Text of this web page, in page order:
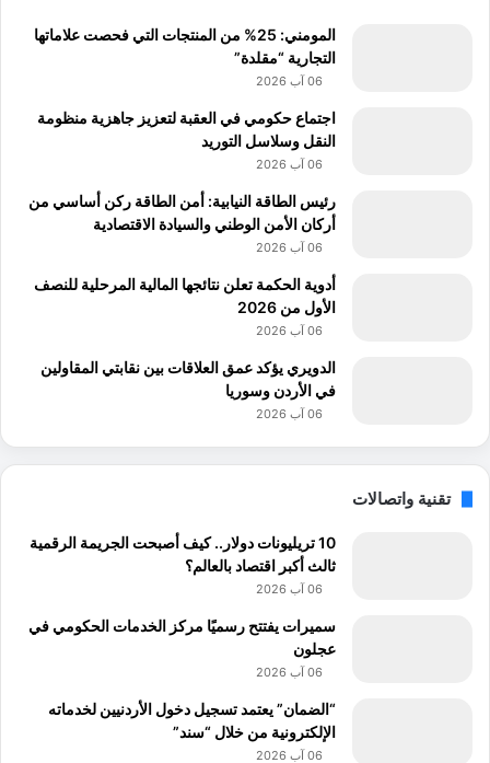
المومني: 25% من المنتجات التي فحصت علاماتها
التجارية “مقلدة”
06 آب 2026
اجتماع حكومي في العقبة لتعزيز جاهزية منظومة
النقل وسلاسل التوريد
06 آب 2026
رئيس الطاقة النيابية: أمن الطاقة ركن أساسي من
أركان الأمن الوطني والسيادة الاقتصادية
06 آب 2026
أدوية الحكمة تعلن نتائجها المالية المرحلية للنصف
الأول من 2026
06 آب 2026
الدويري يؤكد عمق العلاقات بين نقابتي المقاولين
في الأردن وسوريا
06 آب 2026
تقنية واتصالات
10 تريليونات دولار.. كيف أصبحت الجريمة الرقمية
ثالث أكبر اقتصاد بالعالم؟
06 آب 2026
سميرات يفتتح رسميًا مركز الخدمات الحكومي في
عجلون
06 آب 2026
“الضمان” يعتمد تسجيل دخول الأردنيين لخدماته
الإلكترونية من خلال “سند”
06 آب 2026